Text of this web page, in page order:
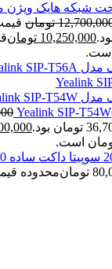
تومان
10,250,000 تومان
داکت ساده 20*20 سوپیتا
تومان